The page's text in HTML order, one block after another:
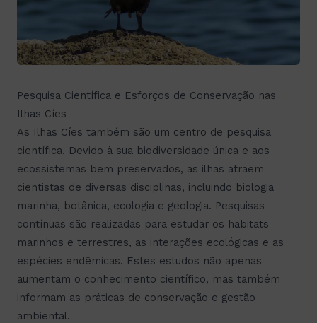
Pesquisa Científica e Esforços de Conservação nas
Ilhas Cíes
As Ilhas Cíes também são um centro de pesquisa
científica. Devido à sua biodiversidade única e aos
ecossistemas bem preservados, as ilhas atraem
cientistas de diversas disciplinas, incluindo biologia
marinha, botânica, ecologia e geologia. Pesquisas
contínuas são realizadas para estudar os habitats
marinhos e terrestres, as interações ecológicas e as
espécies endêmicas. Estes estudos não apenas
aumentam o conhecimento científico, mas também
informam as práticas de conservação e gestão
ambiental.